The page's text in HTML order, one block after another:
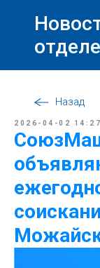
Назад
2026-04-02 14:27